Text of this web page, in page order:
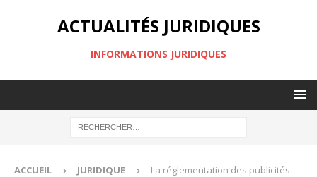
ACTUALITÉS JURIDIQUES
INFORMATIONS JURIDIQUES
ACCUEIL JURIDIQUE
La réglementation des publicités